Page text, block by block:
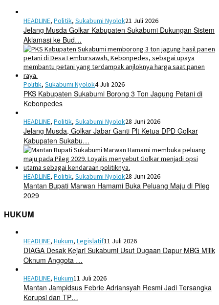
HEADLINE, Politik, Sukabumi Nyolok21 Juli 2026
Jelang Musda Golkar Kabupaten Sukabumi Dukungan Sistem
Aklamasi ke Bud…
Politik, Sukabumi Nyolok4 Juli 2026
PKS Kabupaten Sukabumi Borong 3 Ton Jagung Petani di
Kebonpedes
HEADLINE, Politik, Sukabumi Nyolok28 Juni 2026
Jelang Musda, Golkar Jabar Ganti Plt Ketua DPD Golkar
Kabupaten Sukabu…
HEADLINE, Politik, Sukabumi Nyolok28 Juni 2026
Mantan Bupati Marwan Hamami Buka Peluang Maju di Pileg
2029
HUKUM
HEADLINE, Hukum, Legislatif11 Juli 2026
DIAGA Desak Kejari Sukabumi Usut Dugaan Dapur MBG Milik
Oknum Anggota …
HEADLINE, Hukum11 Juli 2026
Mantan Jampidsus Febrie Adriansyah Resmi Jadi Tersangka
Korupsi dan TP…